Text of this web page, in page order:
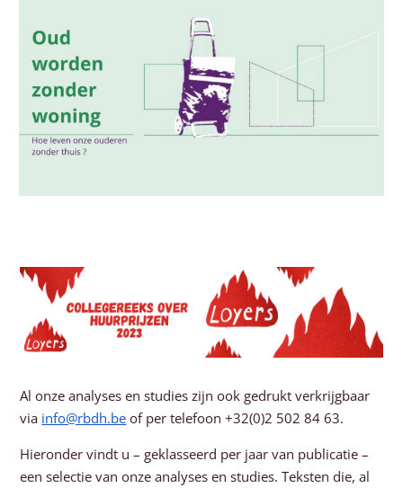
Al onze analyses en studies zijn ook gedrukt verkrijgbaar
via info@rbdh.be of per telefoon+32(0)2 502 84 63.
Hieronder vindt u – geklasseerd per jaar van publicatie –
een selectie van onze analyses en studies. Teksten die, al